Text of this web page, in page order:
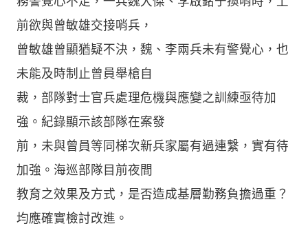
前欲與曾敏雄交接哨兵，
曾敏雄曾顯猶疑不決，魏、李兩兵未有警覺心，也
未能及時制止曾員舉槍自
裁，部隊對士官兵處理危機與應變之訓練亟待加
強。紀錄顯示該部隊在案發
前，未與曾員等同梯次新兵家屬有過連繫，實有待
加強。海巡部隊目前夜間
教育之效果及方式，是否造成基層勤務負擔過重？
均應確實檢討改進。